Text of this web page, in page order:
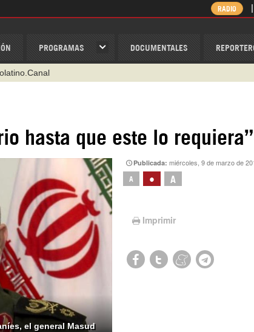
PROGRAMAS DOCUMENTALES
RADIO
hasta que este lo requiera”
el general Masud
Publicada:miércoles, 9 de marzo de
A • A
Imprimir